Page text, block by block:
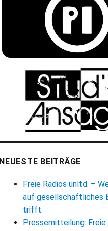
NEUESTE BEITRÄGE
Freie Radios unltd. –
auf gesellschaftliches
trifft
Pressemitteilung: Freie